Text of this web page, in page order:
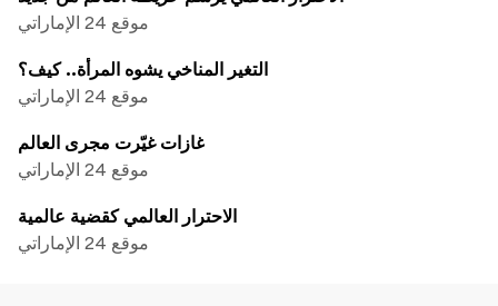
موقع 24 الإماراتي
التغير المناخي يشوه المرأة.. كيف؟
موقع 24 الإماراتي
غازات غيّرت مجرى العالم
موقع 24 الإماراتي
الاحترار العالمي كقضية عالمية
موقع 24 الإماراتي